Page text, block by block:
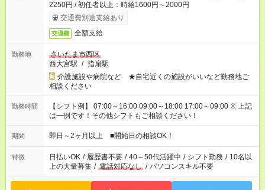
2250円 / 初任者以上：時給1600円～2000円
交通費別途支給あり
交通費 全額支給
勤務地
さいたま市西区
西大宮駅 / 指扇駅
介護施設や病院など ★自宅近くの施設がいいなど勤務地ご
相談ください
勤務時間
【シフト例】 07:00～16:00 09:00～18:00 17:00～09:00 ※ 上記
は一例です！その他シフトもご相談ください！
期間 即日～2ヶ月以上 ■開始日の相談OK！
特徴 日払いOK / 履歴書不要 / 40～50代活躍中 / シフト勤務 / 10名以
上の大量募集 / 電話対応なし / パソコンスキル不要